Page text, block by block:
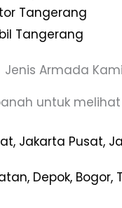
Tangerang
Tangerang
Jenis Armada Kami
untuk
Jakarta Pusat,
Depok, Bogor,